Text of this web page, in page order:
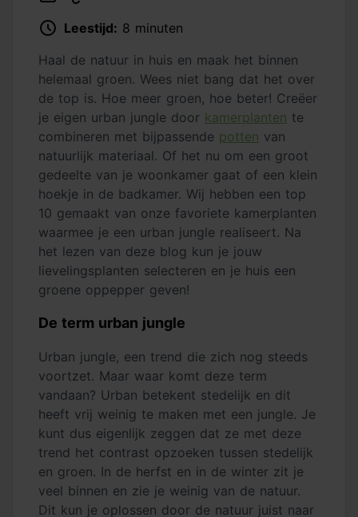
Leestijd: 8 minuten
Haal de natuur in huis en maak het binnen
helemaal groen. Wees niet bang dat het over
de top is. Hoe meer groen, hoe beter! Creëer
je eigen urban jungle door kamerplanten te
combineren met bijpassende potten van
natuurlijk materiaal. Of het nu om een groot
gedeelte van je woonkamer gaat of een klein
hoekje in de badkamer. Wij hebben een top
10 gemaakt van onze favoriete kamerplanten
waarmee je een urban jungle realiseert. Na
het lezen van deze blog kun je jouw
lievelingsplanten selecteren en je huis een
groene oppepper geven!
De term urban jungle
Urban jungle, een trend die zich nog steeds
voortzet. Maar waar komt deze term
vandaan? Urban betekent stedelijk en dit
heeft vrij weinig te maken met een jungle. Je
kunt dus eigenlijk zeggen dat ze met deze
trend het contrast opzoeken tussen stedelijk
en groen. In de herfst en in de winter zit je
veel binnen en zie je weinig van de natuur.
Dit kun je oplossen door de natuur juist naar